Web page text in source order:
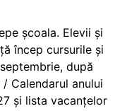
școala. Elevii și
încep cursurile și
după
Calendarul anului
și lista vacanțelor